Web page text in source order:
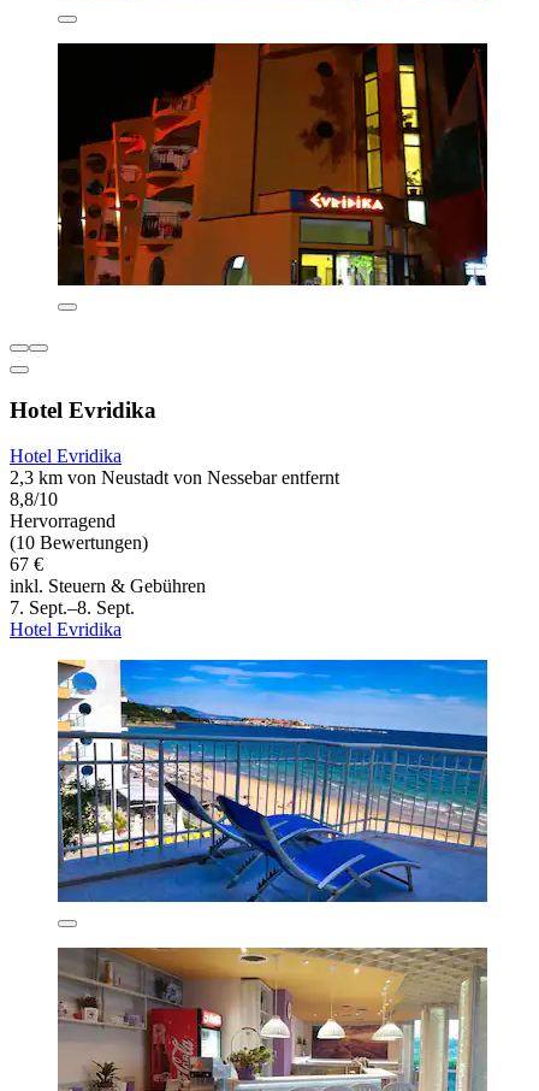
Hotel Evridika
Hotel Evridika
2,3 km von Neustadt von Nessebar entfernt
8,8/10
Hervorragend
(10 Bewertungen)
67 €
inkl. Steuern & Gebühren
7. Sept.–8. Sept.
Hotel Evridika